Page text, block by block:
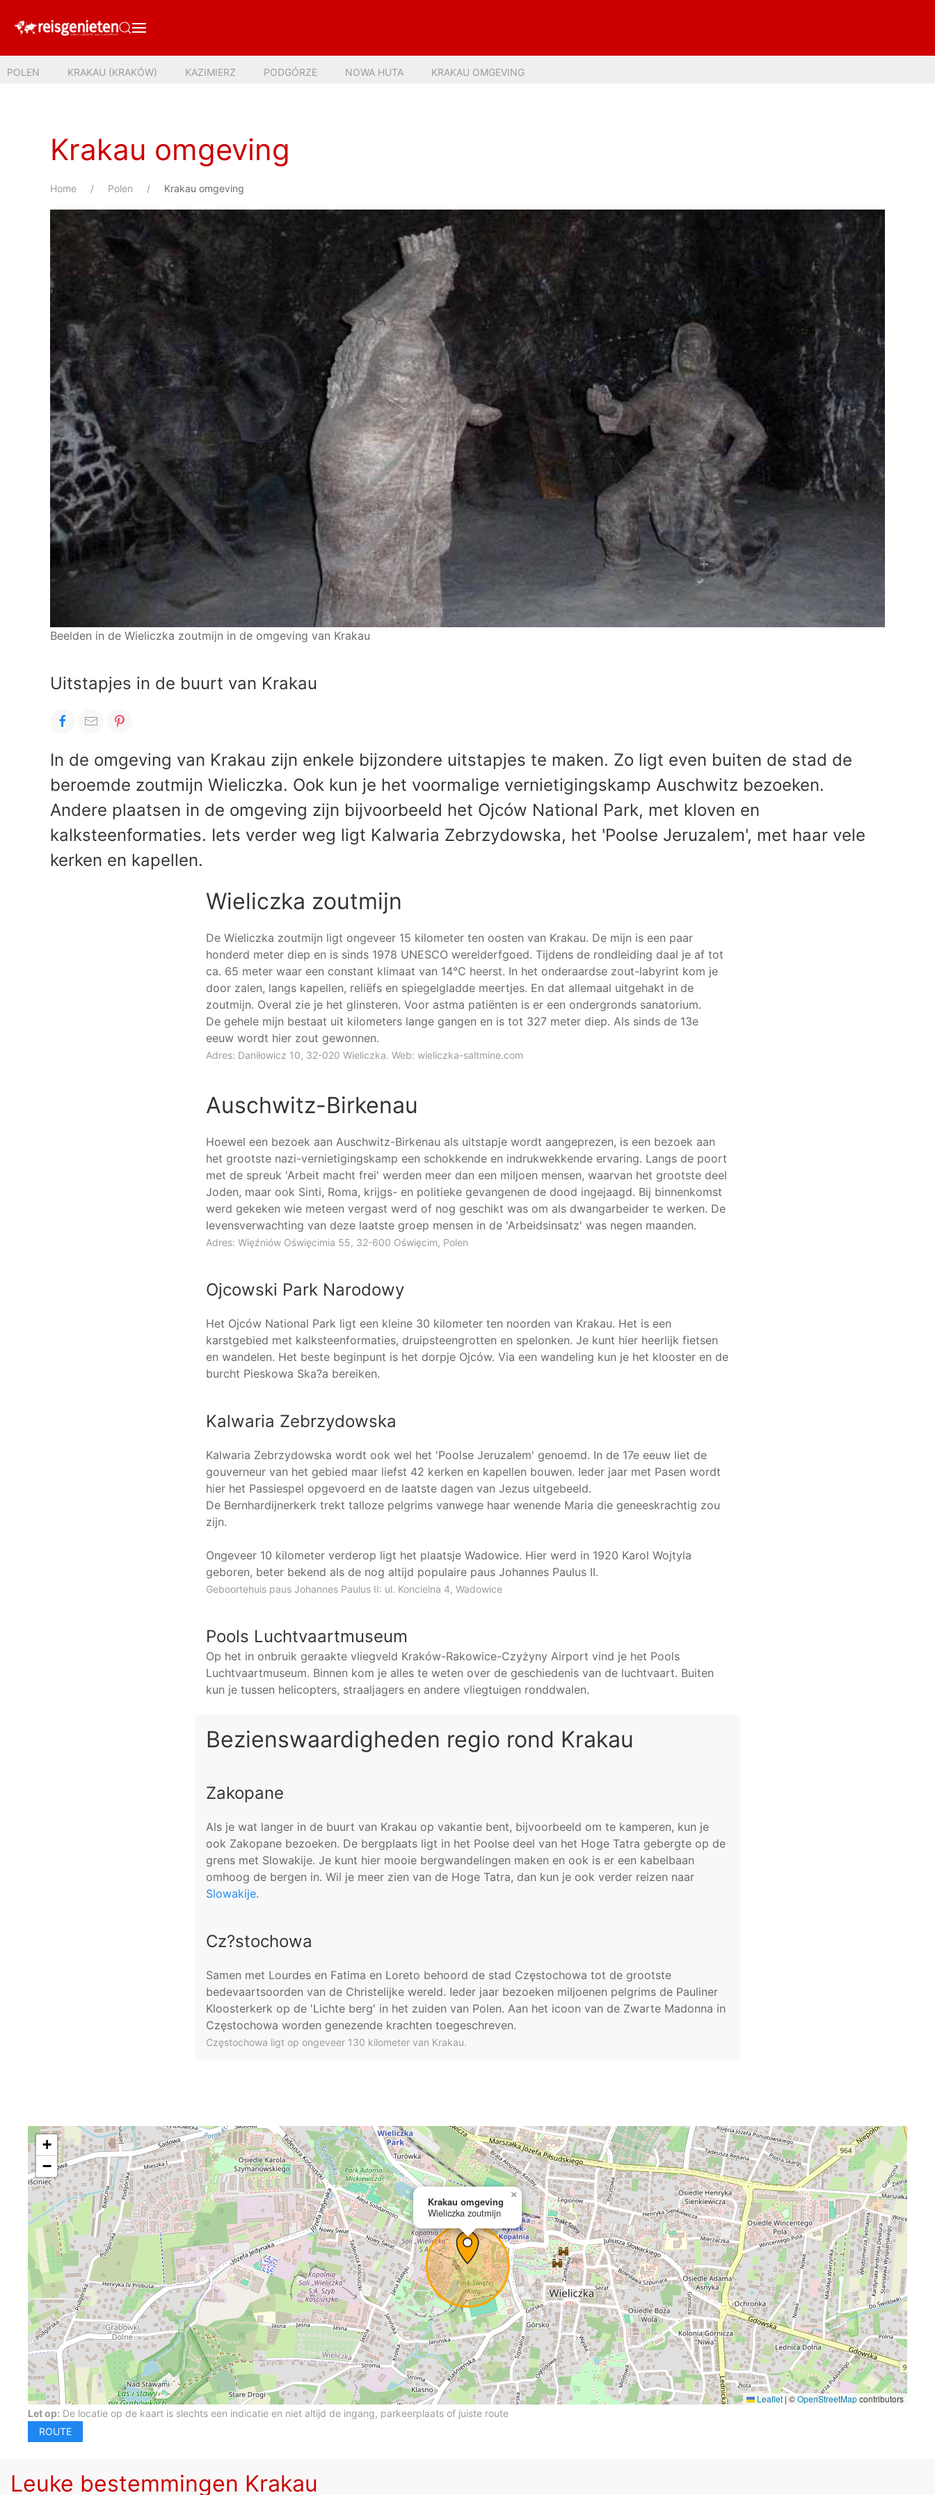
POLEN KRAKAU (KRAKÓW) KAZIMIERZ PODGÓRZE NOWA HUTA KRAKAU OMGEVING
Krakau omgeving
Home Polen Krakau omgeving
Beelden in de Wieliczka zoutmijn in de omgeving van Krakau
Uitstapjes in de buurt van Krakau
In de omgeving van Krakau zijn enkele bijzondere uitstapjes te maken. Zo ligt even buiten de stad de
beroemde zoutmijn Wieliczka. Ook kun je het voormalige vernietigingskamp Auschwitz bezoeken.
Andere plaatsen in de omgeving zijn bijvoorbeeld het Ojców National Park, met kloven en
kalksteenformaties. Iets verder weg ligt Kalwaria Zebrzydowska, het 'Poolse Jeruzalem', met haar vele
kerken en kapellen.
Wieliczka zoutmijn
De Wieliczka zoutmijn ligt ongeveer 15 kilometer ten oosten van Krakau. De mijn is een paar
honderd meter diep en is sinds 1978 UNESCO werelderfgoed. Tijdens de rondleiding daal je af tot
ca. 65 meter waar een constant klimaat van 14°C heerst. In het onderaardse zout-labyrint kom je
door zalen, langs kapellen, reliëfs en spiegelgladde meertjes. En dat allemaal uitgehakt in de
zoutmijn. Overal zie je het glinsteren. Voor astma patiënten is er een ondergronds sanatorium.
De gehele mijn bestaat uit kilometers lange gangen en is tot 327 meter diep. Als sinds de 13e
eeuw wordt hier zout gewonnen.
Adres: Daniłowicz 10, 32-020 Wieliczka. Web: wieliczka-saltmine.com
Auschwitz-Birkenau
Hoewel een bezoek aan Auschwitz-Birkenau als uitstapje wordt aangeprezen, is een bezoek aan
het grootste nazi-vernietigingskamp een schokkende en indrukwekkende ervaring. Langs de poort
met de spreuk 'Arbeit macht frei' werden meer dan een miljoen mensen, waarvan het grootste deel
Joden, maar ook Sinti, Roma, krijgs- en politieke gevangenen de dood ingejaagd. Bij binnenkomst
werd gekeken wie meteen vergast werd of nog geschikt was om als dwangarbeider te werken. De
levensverwachting van deze laatste groep mensen in de 'Arbeidsinsatz' was negen maanden.
Adres: Więźniów Oświęcimia 55, 32-600 Oświęcim, Polen
Ojcowski Park Narodowy
Het Ojców National Park ligt een kleine 30 kilometer ten noorden van Krakau. Het is een
karstgebied met kalksteenformaties, druipsteengrotten en spelonken. Je kunt hier heerlijk fietsen
en wandelen. Het beste beginpunt is het dorpje Ojców. Via een wandeling kun je het klooster en de
burcht Pieskowa Ska?a bereiken.
Kalwaria Zebrzydowska
Kalwaria Zebrzydowska wordt ook wel het 'Poolse Jeruzalem' genoemd. In de 17e eeuw liet de
gouverneur van het gebied maar liefst 42 kerken en kapellen bouwen. Ieder jaar met Pasen wordt
hier het Passiespel opgevoerd en de laatste dagen van Jezus uitgebeeld.
De Bernhardijnerkerk trekt talloze pelgrims vanwege haar wenende Maria die geneeskrachtig zou
zijn.
Ongeveer 10 kilometer verderop ligt het plaatsje Wadowice. Hier werd in 1920 Karol Wojtyla
geboren, beter bekend als de nog altijd populaire paus Johannes Paulus II.
Geboortehuis paus Johannes Paulus II: ul. Koncielna 4, Wadowice
Pools Luchtvaartmuseum
Op het in onbruik geraakte vliegveld Kraków-Rakowice-Czyżyny Airport vind je het Pools
Luchtvaartmuseum. Binnen kom je alles te weten over de geschiedenis van de luchtvaart. Buiten
kun je tussen helicopters, straaljagers en andere vliegtuigen ronddwalen.
Bezienswaardigheden regio rond Krakau
Zakopane
Als je wat langer in de buurt van Krakau op vakantie bent, bijvoorbeeld om te kamperen, kun je
ook Zakopane bezoeken. De bergplaats ligt in het Poolse deel van het Hoge Tatra gebergte op de
grens met Slowakije. Je kunt hier mooie bergwandelingen maken en ook is er een kabelbaan
omhoog de bergen in. Wil je meer zien van de Hoge Tatra, dan kun je ook verder reizen naar
Slowakije.
Cz?stochowa
Samen met Lourdes en Fatima en Loreto behoord de stad Częstochowa tot de grootste
bedevaartsoorden van de Christelijke wereld. Ieder jaar bezoeken miljoenen pelgrims de Pauliner
Kloosterkerk op de 'Lichte berg' in het zuiden van Polen. Aan het icoon van de Zwarte Madonna in
Częstochowa worden genezende krachten toegeschreven.
Częstochowa ligt op ongeveer 130 kilometer van Krakau.
Krakau omgeving
Wieliczka zoutmijn
×
+
−
Leaflet | ©OpenStreetMapcontributors
Let op: De locatie op de kaart is slechts een indicatie en niet altijd de ingang, parkeerplaats of juiste route
Leuke bestemmingen Krakau